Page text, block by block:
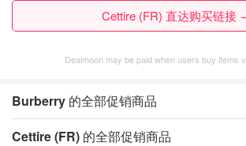
Cettire (FR) 直达购买链接
Dealmoon may be paid when users buy items
Burberry 的全部促销商品
Cettire (FR) 的全部促销商品